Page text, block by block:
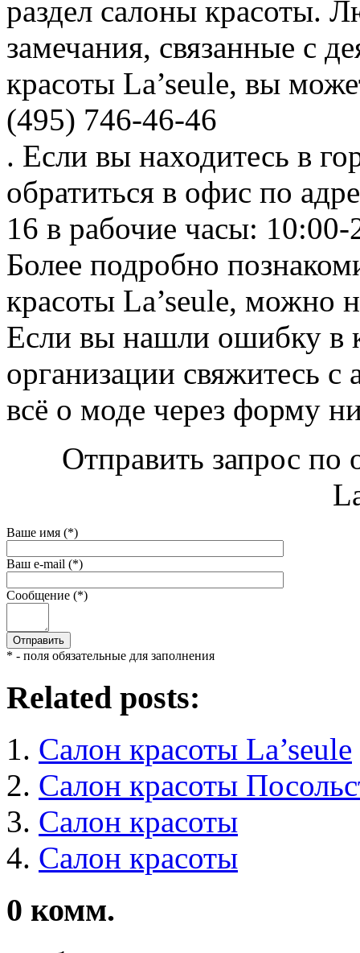
раздел салоны красоты.
замечания, связанные с
красоты La’seule, вы
(495) 746-46-46
. Если вы находитесь в
обратиться в офис по
16 в рабочие часы: 10:00-
Более подробно
красоты La’seule, можно
Если вы нашли ошибку в
организации свяжитесь
всё о моде через форму
Отправить запрос по
Ваше имя (*)
Ваш e-mail (*)
Сообщение (*)
* - поля обязательные для заполнения
Related posts:
Салон красоты La’seule
Салон красоты
Салон красоты
Салон красоты
0 комм.